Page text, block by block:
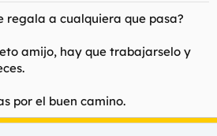
regala a cualquiera que pasa?
amijo, hay que trabajarselo y
por el buen camino.